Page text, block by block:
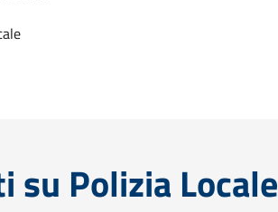
su Polizia Locale